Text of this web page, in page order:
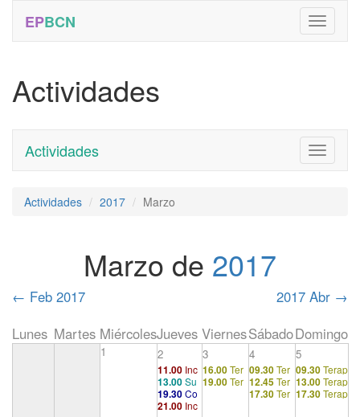
EPBCN
Actividades
Toggle
Actividades
Actividades 2017 Marzo
Marzo de 2017
← Feb 2017 2017 Abr →
Lunes Martes MiércolesJueves ViernesSábadoDomingo
1 2
11.00 Inc
ertezas y
críticas
13.00Su
pervisión
grupal
19.30Co
nferencia
21.00 Inc
3
16.00Ter
apéutico 5
19.00Ter
4
09.30Ter
apéutico 5
12.45Ter
apéutico 5
17.30Ter
5
09.30Terap
éutico 5
13.00Terap
éutico 5
17.30Terap